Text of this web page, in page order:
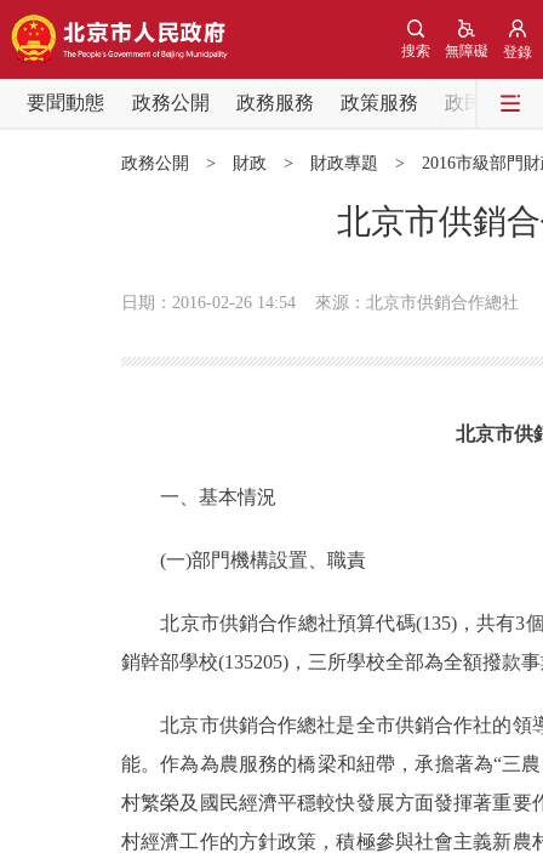
登錄
無障礙
搜索
要聞動態 政務公開 政務服務 政策服務
政民互動
政務服務
個人服務
便民服務
政務公開 > 財政 > 財政專題 > 2016市級部門
北京市供銷
日期：2016-02-26 14:54 來源：北京市供銷合作總社
北京市供
一、基本情況
(一)部門機構設置、職責
北京市供銷合作總社預算代碼(135)，共有3個
銷幹部學校(135205)，三所學校全部為全額撥款
北京市供銷合作總社是全市供銷合作社的領
能。作為為農服務的橋梁和紐帶，承擔著為“三
村繁榮及國民經濟平穩較快發展方面發揮著重
村經濟工作的方針政策，積極參與社會主義新